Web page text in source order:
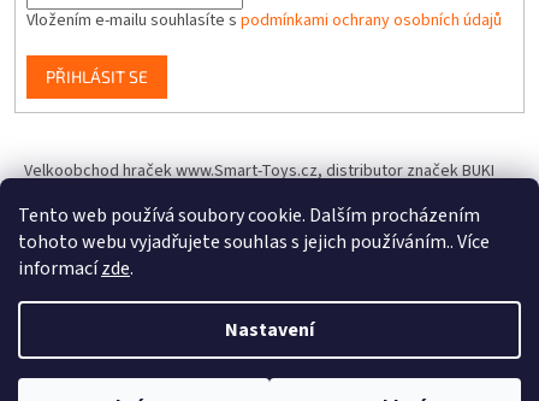
Tento web používá soubory cookie. Dalším procházením
tohoto webu vyjadřujete souhlas s jejich používáním.. Více
informacízde.
Nastavení
Vložením e-mailu souhlasíte s podmínkami ochrany osobních údajů
PŘIHLÁSIT SE
Velkoobchod hraček www.Smart-Toys.cz, distributor značek BUKI
Copyright 2026IQhracky.cz. Všechna práva vyhrazena.Upravit